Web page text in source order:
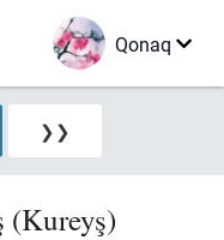
Qonaq
❯❯
(Kureyş)